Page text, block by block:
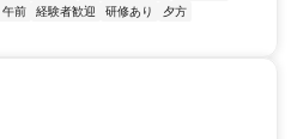
午前 経験者歓迎 研修あり
夕方